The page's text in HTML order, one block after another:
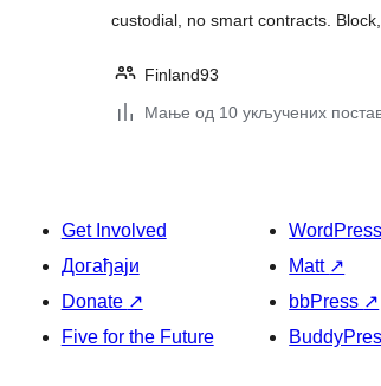
custodial, no smart contracts.
Finland93
Мање од 10 укључених
Get Involved
Догађаји
Donate ↗
Five for the Future
Matt ↗
bbPress ↗